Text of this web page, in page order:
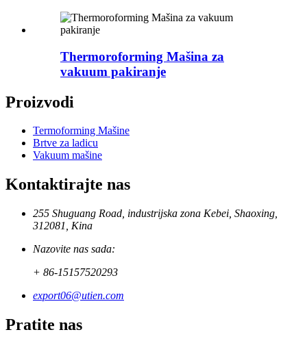
Thermoroforming Mašina za
vakuum pakiranje
Proizvodi
Termoforming Mašine
Brtve za ladicu
Vakuum mašine
Kontaktirajte nas
255 Shuguang Road, industrijska zona Kebei, Shaoxing,
312081, Kina
Nazovite nas sada:
+ 86-15157520293
export06@utien.com
Pratite nas